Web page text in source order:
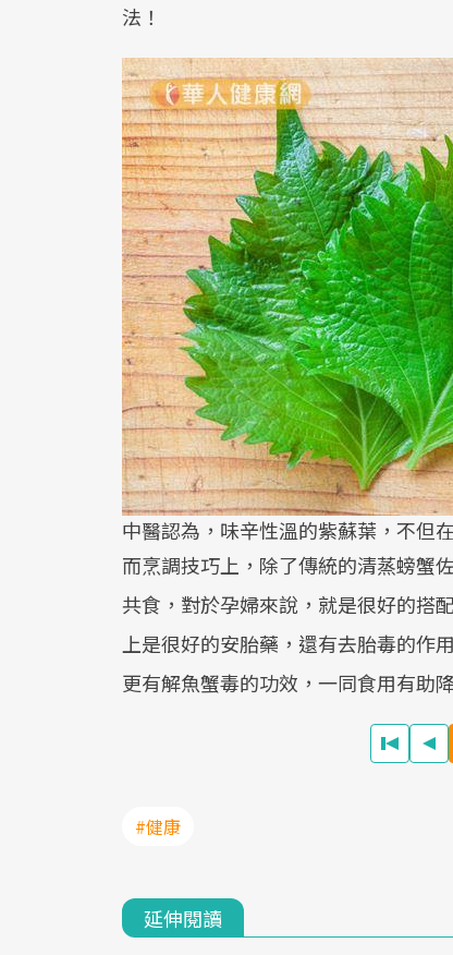
法！
中醫認為，味辛性溫的紫蘇葉，不但
而烹調技巧上，除了傳統的清蒸螃蟹
共食，對於孕婦來說，就是很好的搭
上是很好的安胎藥，還有去胎毒的作
更有解魚蟹毒的功效，一同食用有助
#健康
延伸閱讀